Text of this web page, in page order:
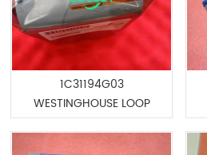
1C31194G03
WESTINGHOUSE LOOP
INTERFACE